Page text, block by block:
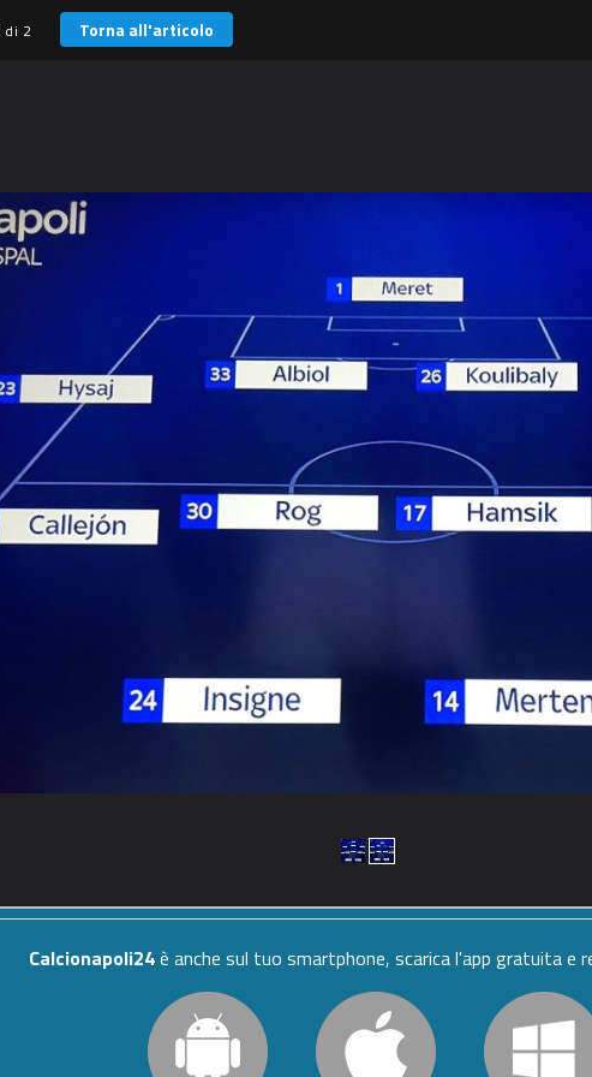
di 2 Torna all'articolo
Calcionapoli24è anche sul tuo smartphone, scarica l'app gratuita e